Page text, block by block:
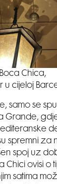
Chica,
u cijeloj
samo se
Grande,
spremni za
spoj uz
Chici ovisi o
satima